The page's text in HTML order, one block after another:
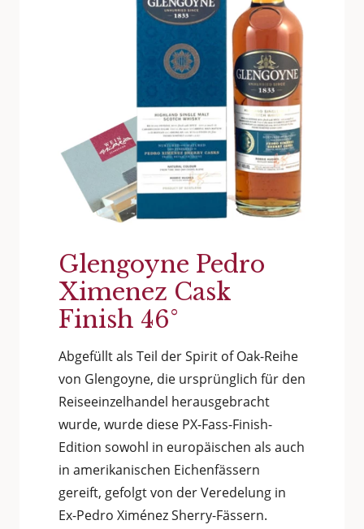
Glengoyne Pedro
Ximenez Cask
Finish 46°
Abgefüllt als Teil der Spirit of Oak-Reihe
von Glengoyne, die ursprünglich für den
Reiseeinzelhandel herausgebracht
wurde, wurde diese PX-Fass-Finish-
Edition sowohl in europäischen als auch
in amerikanischen Eichenfässern
gereift, gefolgt von der Veredelung in
Ex-Pedro Ximénez Sherry-Fässern.